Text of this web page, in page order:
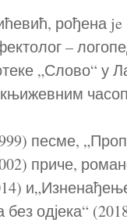
рођена je
–
„Слово“ у
песме,
приче,
одјека“